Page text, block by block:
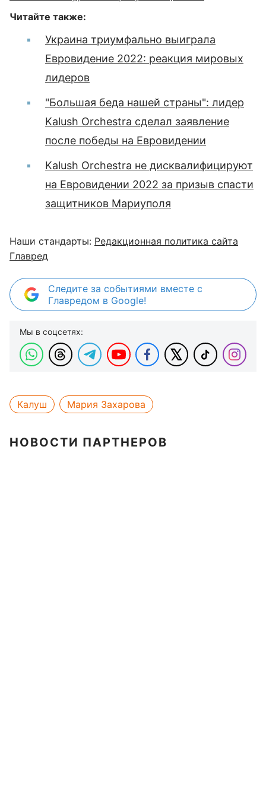
Читайте также:
Украина триумфально выиграла
Евровидение 2022: реакция мировых
лидеров
"Большая беда нашей страны": лидер
Kalush Orchestra сделал заявление
после победы на Евровидении
Kalush Orchestra не дисквалифицируют
на Евровидении 2022 за призыв спасти
защитников Мариуполя
Наши стандарты: Редакционная политика сайта
Главред
Следите за событиями вместе с
Главредом в Google!
Мы в соцсетях:
Калуш Мария Захарова
НОВОСТИ ПАРТНЕРОВ